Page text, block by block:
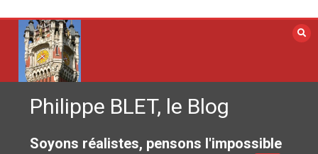
contenu
Philippe BLET, le Blog
Soyons réalistes, pensons l'impossible